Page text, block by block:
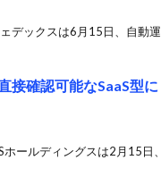
デックスは6月15日、自動運
接確認可能なSaaS型に
ールディングスは2月15日、